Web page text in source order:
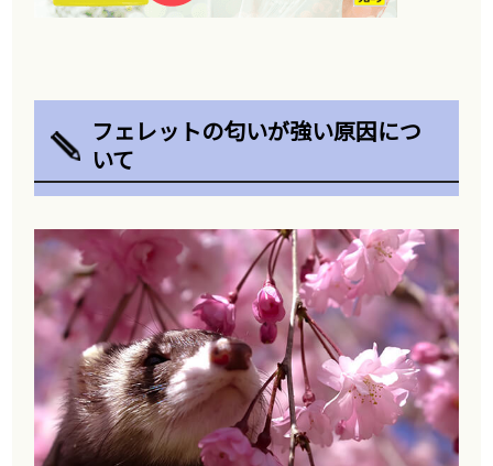
フェレットの匂いが強い原因につ
いて